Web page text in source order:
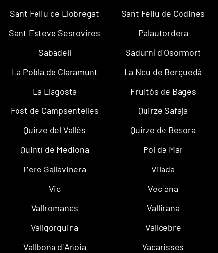
Sant Feliu de Llobregat
Sant Feliu de Codines
Sant Esteve Sesrovires
Palautordera
Sabadell
Sadurní d´Osormort
La Pobla de Claramunt
La Nou de Berguedà
La Llagosta
Fruitós de Bages
Fost de Campsentelles
Quirze Safaja
Quirze del Vallès
Quirze de Besora
Quintí de Mediona
Pol de Mar
Pere Sallavinera
Vilada
Vic
Veciana
Vallromanes
Vallirana
Vallgorguina
Vallcebre
Vallbona d´Anoia
Vacarisses